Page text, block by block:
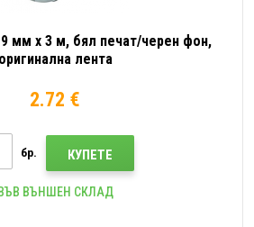
9 мм x 3 м, бял печат/черен фон,
оригинална лента
2.72 €
бр. КУПЕТЕ
ВЪВ ВЪНШЕН СКЛАД